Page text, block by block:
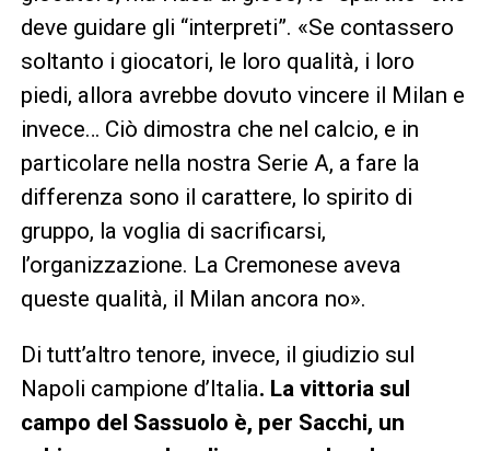
deve guidare gli “interpreti”. «Se contassero
soltanto i giocatori, le loro qualità, i loro
piedi, allora avrebbe dovuto vincere il Milan e
invece… Ciò dimostra che nel calcio, e in
particolare nella nostra Serie A, a fare la
differenza sono il carattere, lo spirito di
gruppo, la voglia di sacrificarsi,
l’organizzazione. La Cremonese aveva
queste qualità, il Milan ancora no».
Di tutt’altro tenore, invece, il giudizio sul
Napoli campione d’Italia. La vittoria sul
campo del Sassuolo è, per Sacchi, un